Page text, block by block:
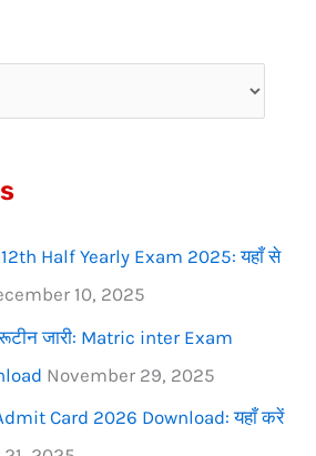
Half Yearly Exam 2025: यहाँ से
10, 2025
जारी: Matric inter Exam
November 29, 2025
Card 2026 Download: यहाँ करें